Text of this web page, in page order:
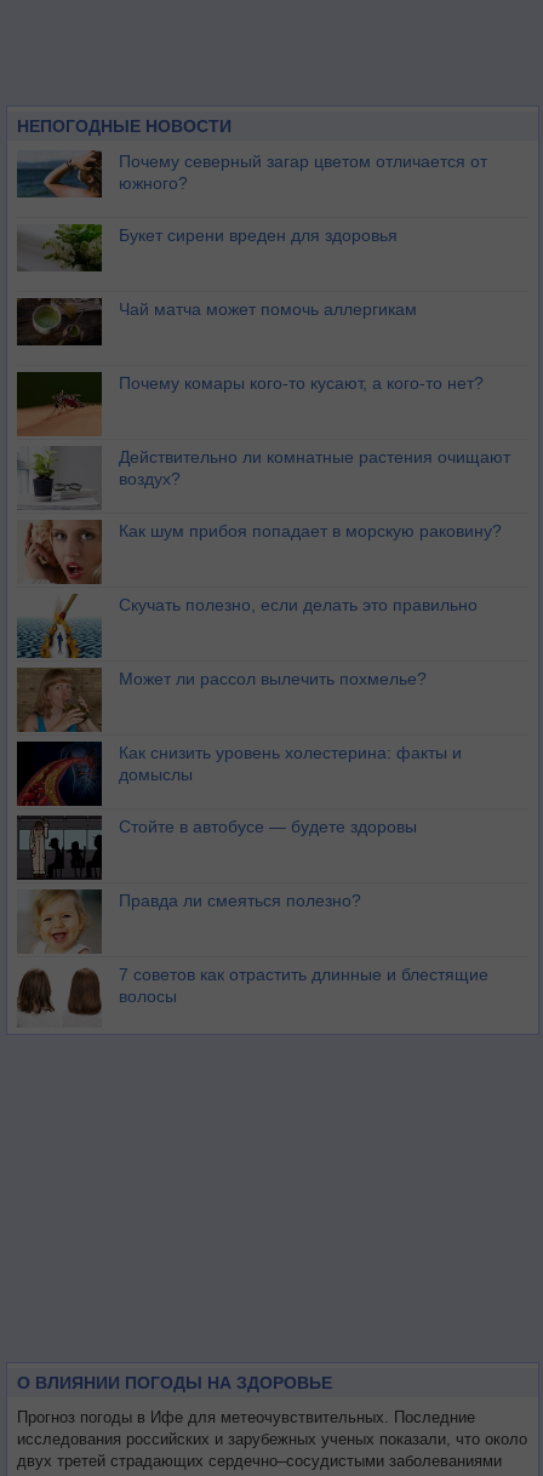
НЕПОГОДНЫЕ НОВОСТИ
Почему северный загар цветом отличается от
южного?
Букет сирени вреден для здоровья
Чай матча может помочь аллергикам
Почему комары кого-то кусают, а кого-то нет?
Действительно ли комнатные растения очищают
воздух?
Как шум прибоя попадает в морскую раковину?
Скучать полезно, если делать это правильно
Может ли рассол вылечить похмелье?
Как снизить уровень холестерина: факты и
домыслы
Стойте в автобусе — будете здоровы
Правда ли смеяться полезно?
7 советов как отрастить длинные и блестящие
волосы
О ВЛИЯНИИ ПОГОДЫ НА ЗДОРОВЬЕ
Прогноз погоды в Ифе для метеочувствительных. Последние
исследования российских и зарубежных ученых показали, что около
двух третей страдающих сердечно–сосудистыми заболеваниями